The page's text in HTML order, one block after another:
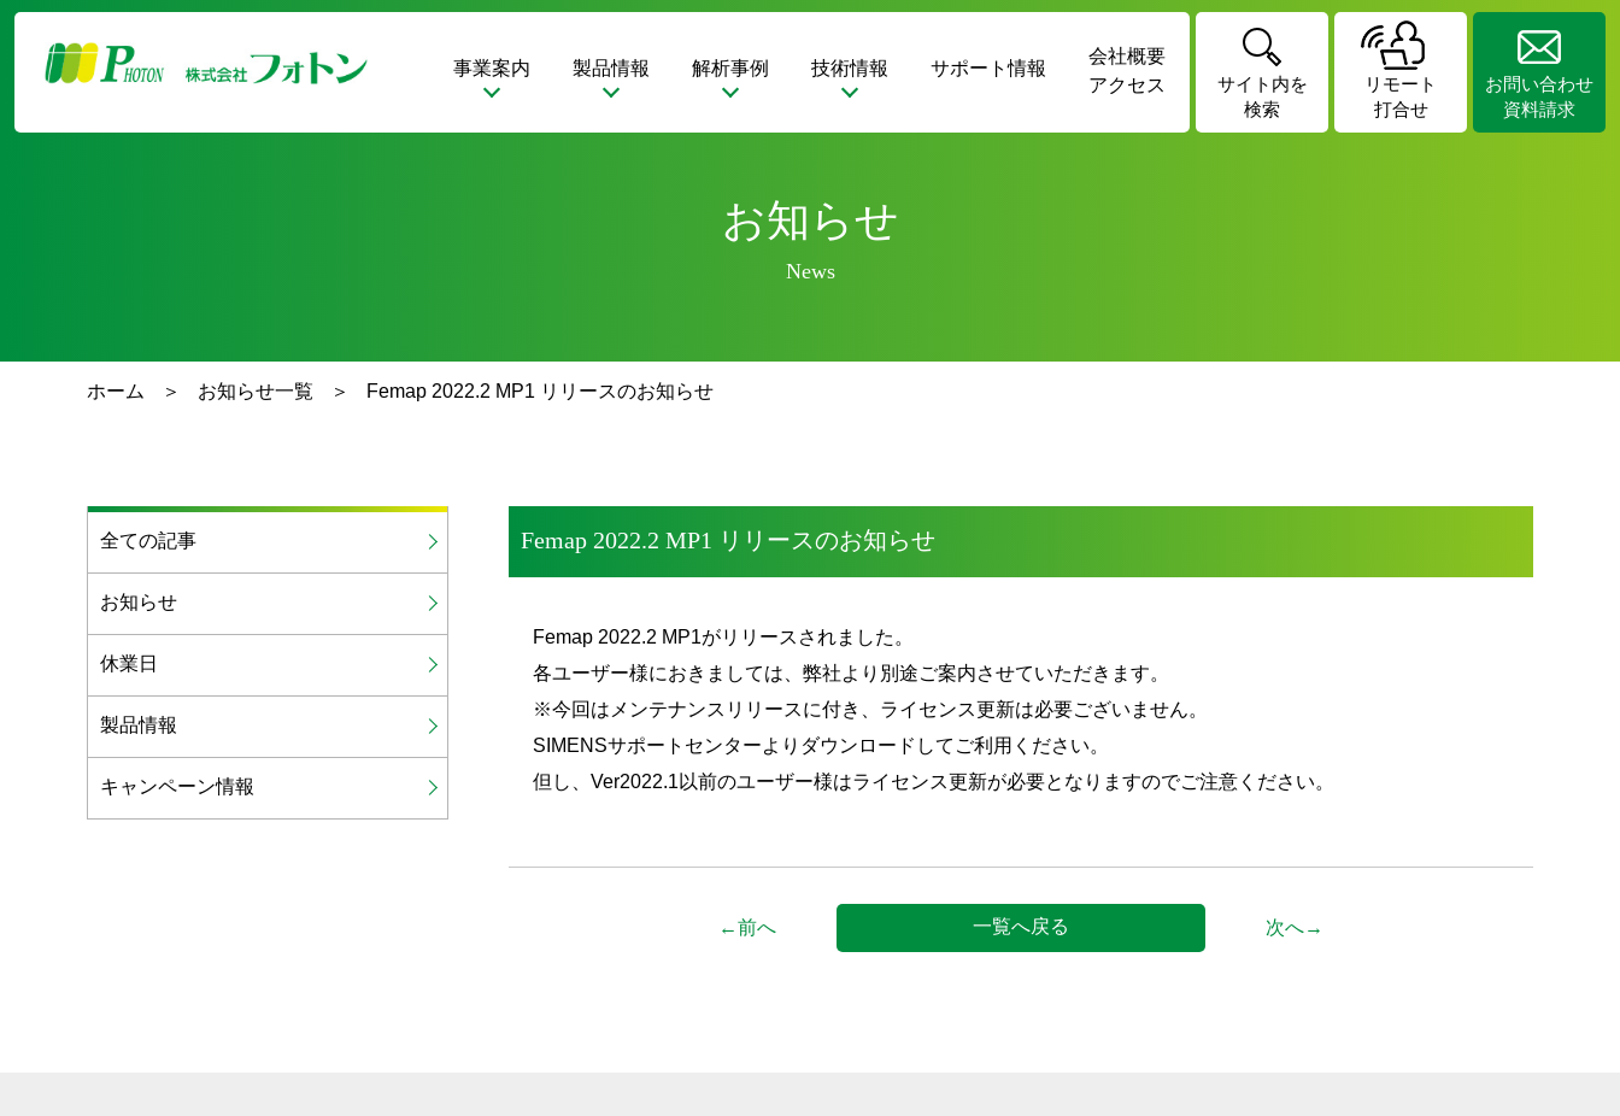
事業案内 製品情報 解析事例 技術情報 サポート情報
会社概要
アクセス
サイト内を
検索
リモート
打合せ
お問い合わせ
資料請求
お知らせ
News
ホーム お知らせ一覧 Femap 2022.2 MP1 リリースのお知らせ
Femap 2022.2 MP1 リリースのお知らせ
Femap 2022.2 MP1がリリースされました。
各ユーザー様におきましては、弊社より別途ご案内させていただきます。
※今回はメンテナンスリリースに付き、ライセンス更新は必要ございません。
SIMENSサポートセンターよりダウンロードしてご利用ください。
但し、Ver2022.1以前のユーザー様はライセンス更新が必要となりますのでご注意ください。
←前へ 一覧へ戻る 次へ→
全ての記事
お知らせ
休業日
製品情報
キャンペーン情報